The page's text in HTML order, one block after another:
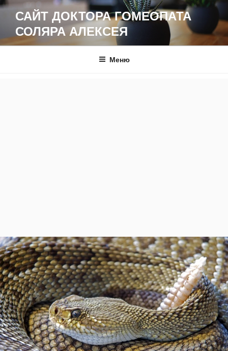
Перейти
содержимому
САЙТ ДОКТОРА ГОМЕОПАТА
СОЛЯРА АЛЕКСЕЯ
Меню